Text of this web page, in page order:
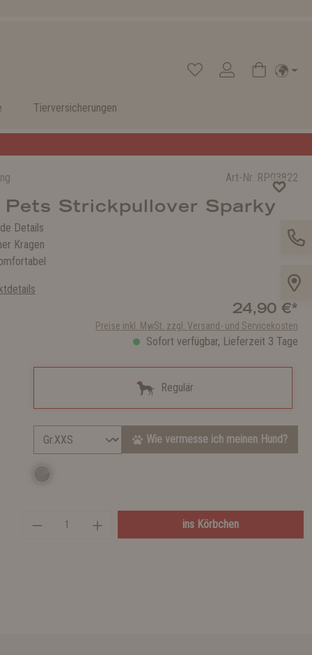
Tierversicherungen
Art-Nr. RP03822
Pets Strickpullover Sparky
Details
Kragen
24,90 €*
Preise inkl. MwSt. zzgl. Versand- und Servicekosten
Sofort verfügbar, Lieferzeit 3 Tage
Regulär
Wie vermesse ich meinen Hund?
ins Körbchen